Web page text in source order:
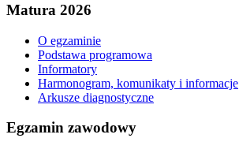
Matura 2026
O egzaminie
Podstawa programowa
Informatory
Harmonogram, komunikaty i informacje
Arkusze diagnostyczne
Egzamin zawodowy